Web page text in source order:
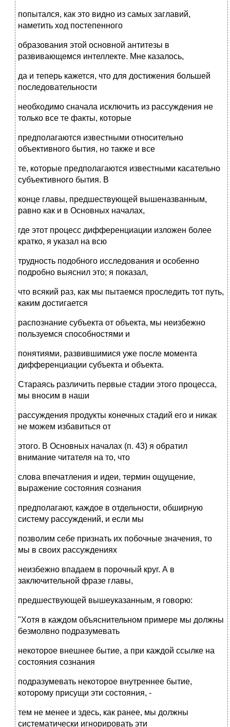
попытался, как это видно из самых заглавий,
наметить ход постепенного
образования этой основной антитезы в
развивающемся интеллекте. Мне казалось,
да и теперь кажется, что для достижения большей
последовательности
необходимо сначала исключить из рассуждения не
только все те факты, которые
предполагаются известными относительно
объективного бытия, но также и все
те, которые предполагаются известными касательно
субъективного бытия. В
конце главы, предшествующей вышеназванным,
равно как и в Основных началах,
где этот процесс дифференциации изложен более
кратко, я указал на всю
трудность подобного исследования и особенно
подробно выяснил это; я показал,
что всякий раз, как мы пытаемся проследить тот путь,
каким достигается
распознание субъекта от объекта, мы неизбежно
пользуемся способностями и
понятиями, развившимися уже после момента
дифференциации субъекта и объекта.
Стараясь различить первые стадии этого процесса,
мы вносим в наши
рассуждения продукты конечных стадий его и никак
не можем избавиться от
этого. В Основных началах (п. 43) я обратил
внимание читателя на то, что
слова впечатления и идеи, термин ощущение,
выражение состояния сознания
предполагают, каждое в отдельности, обширную
систему рассуждений, и если мы
позволим себе признать их побочные значения, то
мы в своих рассуждениях
неизбежно впадаем в порочный круг. А в
заключительной фразе главы,
предшествующей вышеуказанным, я говорю:
"Хотя в каждом объяснительном примере мы должны
безмолвно подразумевать
некоторое внешнее бытие, а при каждой ссылке на
состояния сознания
подразумевать некоторое внутреннее бытие,
которому присущи эти состояния, -
тем не менее и здесь, как ранее, мы должны
систематически игнорировать эти